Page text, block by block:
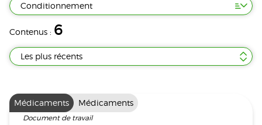
Conditionnement
Contenus : 6
Les plus récents
Médicaments Médicaments
Document de travail